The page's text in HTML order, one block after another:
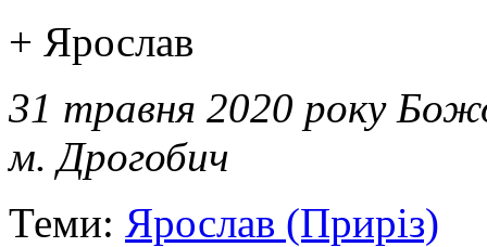
+ Ярослав
31 травня 2020 року
м. Дрогобич
Теми: Ярослав (Приріз)